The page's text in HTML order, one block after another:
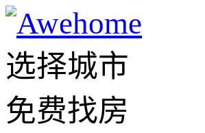
选择城市
免费找房